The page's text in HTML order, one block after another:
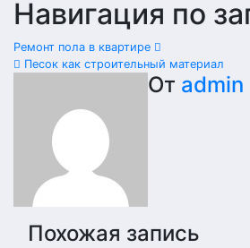
Навигация по
Ремонт пола в квартире
Песок как строительный материал
От admin
Похожая запись